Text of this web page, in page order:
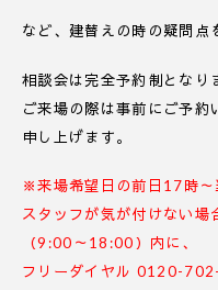
など、建替えの時の疑問点
相談会は完全予約制となり
ご来場の際は事前にご予約
申し上げます。
※来場希望日の前日17時～
スタッフが気が付けない場
（9:00～18:00）内に、
フリーダイヤル 0120-